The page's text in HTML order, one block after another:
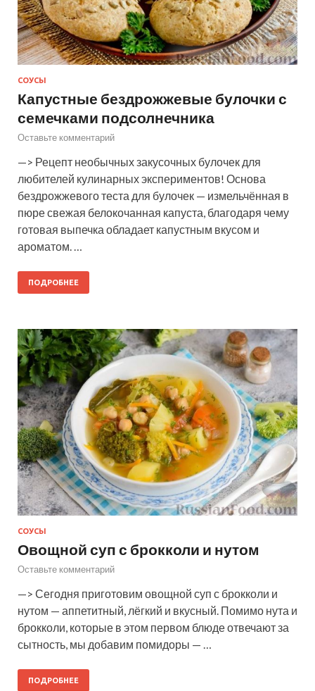
СОУСЫ
Капустные бездрожжевые булочки с
семечками подсолнечника
Оставьте комментарий
—> Рецепт необычных закусочных булочек для
любителей кулинарных экспериментов! Основа
бездрожжевого теста для булочек — измельчённая в
пюре свежая белокочанная капуста, благодаря чему
готовая выпечка обладает капустным вкусом и
ароматом. …
ПОДРОБНЕЕ
СОУСЫ
Овощной суп с брокколи и нутом
Оставьте комментарий
—> Сегодня приготовим овощной суп с брокколи и
нутом — аппетитный, лёгкий и вкусный. Помимо нута и
брокколи, которые в этом первом блюде отвечают за
сытность, мы добавим помидоры — …
ПОДРОБНЕЕ